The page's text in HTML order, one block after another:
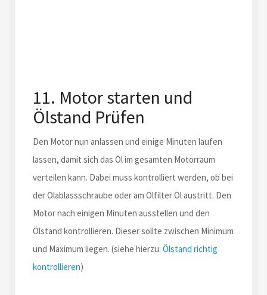
11. Motor starten und
Ölstand Prüfen
Den Motor nun anlassen und einige Minuten laufen
lassen, damit sich das Öl im gesamten Motorraum
verteilen kann. Dabei muss kontrolliert werden, ob bei
der Ölablassschraube oder am Ölfilter Öl austritt. Den
Motor nach einigen Minuten ausstellen und den
Ölstand kontrollieren. Dieser sollte zwischen Minimum
und Maximum liegen. (siehe hierzu: Ölstand richtig
kontrollieren)